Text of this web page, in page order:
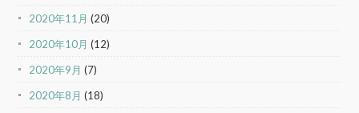
2020年11月 (20)
2020年10月 (12)
2020年9月 (7)
2020年8月 (18)